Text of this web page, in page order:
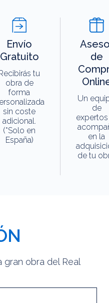
Envío
Gratuito
tu
obra de
forma
sin coste
adicional.
(*Solo en
España)
de
Un
de
en la
de tu
gran obra del Real